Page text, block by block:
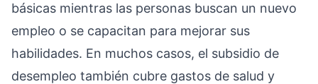
básicas mientras las personas buscan un nuevo
empleo o se capacitan para mejorar sus
habilidades. En muchos casos, el subsidio de
desempleo también cubre gastos de salud y